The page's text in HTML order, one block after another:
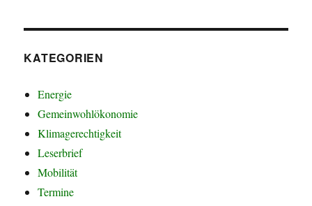
KATEGORIEN
Energie
Gemeinwohlökonomie
Klimagerechtigkeit
Leserbrief
Mobilität
Termine